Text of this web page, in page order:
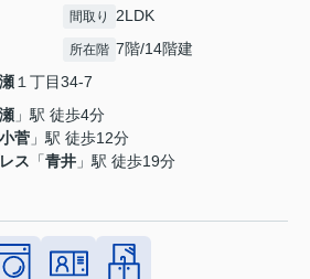
間取り 2LDK
所在階 7階/14階建
１丁目34-7
」駅 徒歩4分
小菅 」駅 徒歩12分
ス 「青井 」駅 徒歩19分